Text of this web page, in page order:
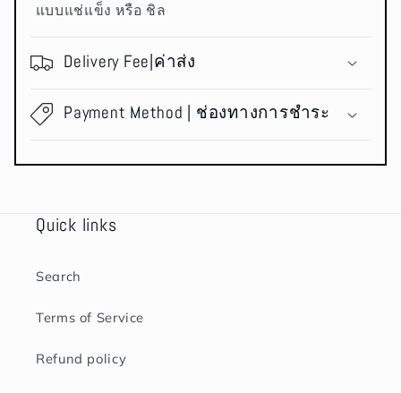
แบบแช่แข็ง หรือ ชิล
Delivery Fee|ค่าส่ง
Payment Method | ช่องทางการชำระ
Quick links
Search
Terms of Service
Refund policy